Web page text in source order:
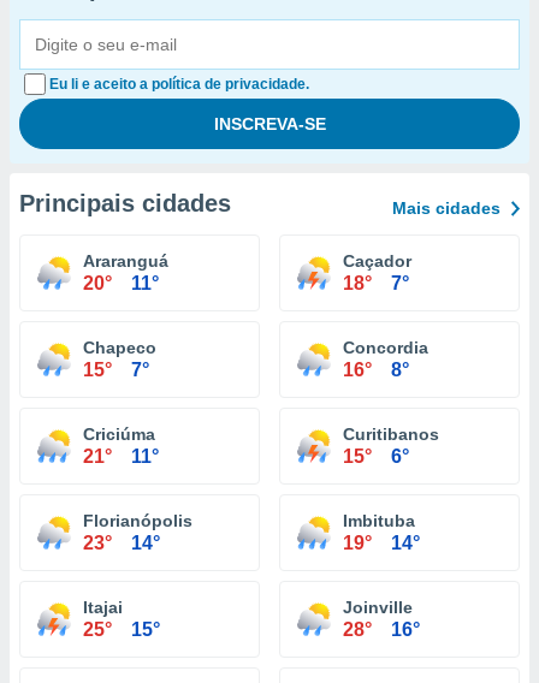
Eu li e aceito a política de privacidade.
Principais cidades Mais cidades
Araranguá
20° 11°
Caçador
18° 7°
Chapeco
15° 7°
Concordia
16° 8°
Criciúma
21° 11°
Curitibanos
15° 6°
Florianópolis
23° 14°
Imbituba
19° 14°
Itajai
25° 15°
Joinville
28° 16°